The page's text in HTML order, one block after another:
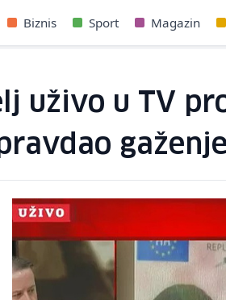
Biznis Sport Magazin
uživo u TV